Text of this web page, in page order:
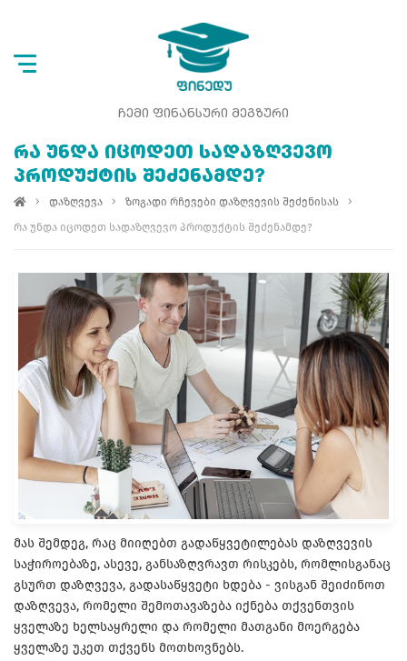
ᲩᲔᲛᲘ ᲤᲘᲜᲐᲜᲡᲣᲠᲘ ᲛᲔᲒᲖᲣᲠᲘ
ᲠᲐ ᲣᲜᲓᲐ ᲘᲪᲝᲓᲔᲗ ᲡᲐᲓᲐᲖᲦᲕᲔᲕᲝ
ᲞᲠᲝᲓᲣᲥᲢᲘᲡ ᲨᲔᲫᲔᲜᲐᲛᲓᲔ?
დაზღვევა
ზოგადი რჩევები დაზღვევის შეძენისას
რა უნდა იცოდეთ სადაზღვევო პროდუქტის შეძენამდე?
მას შემდეგ, რაც მიიღებთ გადაწყვეტილებას დაზღვევის
საჭიროებაზე, ასევე, განსაზღვრავთ რისკებს, რომლისგანაც
გსურთ დაზღვევა, გადასაწყვეტი ხდება - ვისგან შეიძინოთ
დაზღვევა, რომელი შემოთავაზება იქნება თქვენთვის
ყველაზე ხელსაყრელი და რომელი მათგანი მოერგება
ყველაზე უკეთ თქვენს მოთხოვნებს.